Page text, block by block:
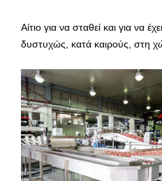
Αίτιο για να σταθεί και για να
δυστυχώς, κατά καιρούς, στη